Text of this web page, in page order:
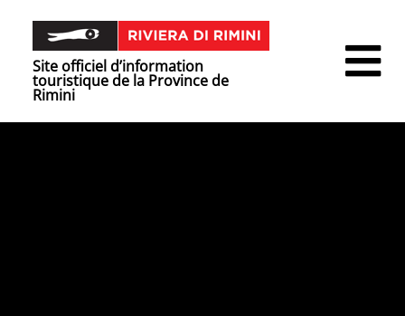
Site officiel d’information
touristique de la Province de
Rimini